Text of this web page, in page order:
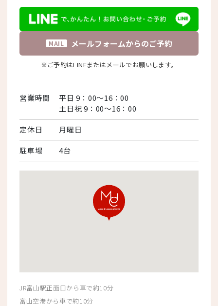
MAIL メールフォームからのご予約
※ご予約はLINEまたはメールでお願いします。
営業時間
平日 9：00～16：00
土日祝 9：00～16：00
定休日 月曜日
駐車場 4台
JR富山駅正面口から車で約10分
富山空港から車で約10分